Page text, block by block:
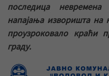
последица
напајања изворишта на
проузроковало краћи
граду.